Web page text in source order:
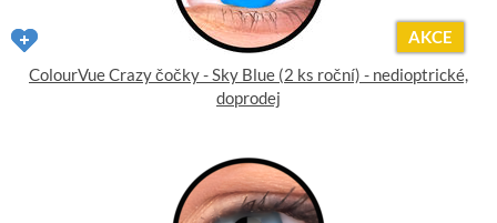
AKCE
ColourVue Crazy čočky - Sky Blue (2 ks roční) - nedioptrické,
doprodej